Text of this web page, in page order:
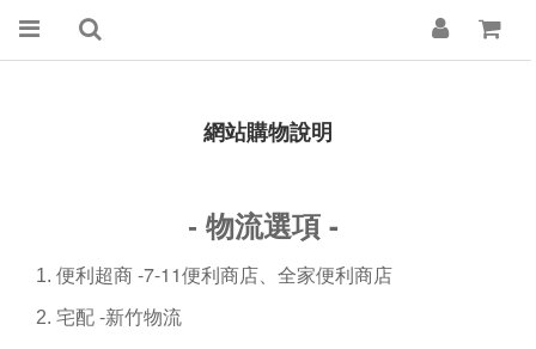
網站購物說明
- 物流選項 -
1. 便利超商 -7-11便利商店、全家便利商店
2. 宅配 -新竹物流